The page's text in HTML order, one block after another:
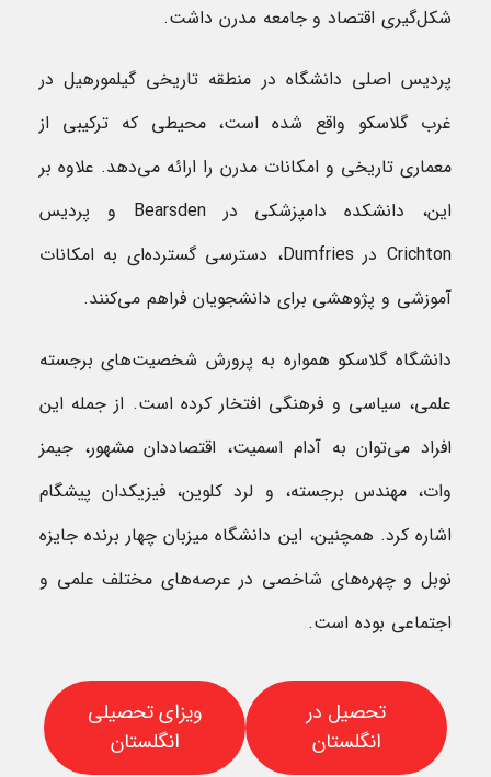
شکل‌گیری اقتصاد و جامعه مدرن داشت.
پردیس اصلی دانشگاه در منطقه تاریخی گیلمورهیل در
غرب گلاسکو واقع شده است، محیطی که ترکیبی از
معماری تاریخی و امکانات مدرن را ارائه می‌دهد. علاوه بر
این، دانشکده دامپزشکی در Bearsden و پردیس
Crichton در Dumfries، دسترسی گسترده‌ای به امکانات
آموزشی و پژوهشی برای دانشجویان فراهم می‌کنند.
دانشگاه گلاسکو همواره به پرورش شخصیت‌های برجسته
علمی، سیاسی و فرهنگی افتخار کرده است. از جمله این
افراد می‌توان به آدام اسمیت، اقتصاددان مشهور، جیمز
وات، مهندس برجسته، و لرد کلوین، فیزیکدان پیشگام
اشاره کرد. همچنین، این دانشگاه میزبان چهار برنده جایزه
نوبل و چهره‌های شاخصی در عرصه‌های مختلف علمی و
اجتماعی بوده است.
تحصیل در
انگلستان
ویزای تحصیلی
انگلستان